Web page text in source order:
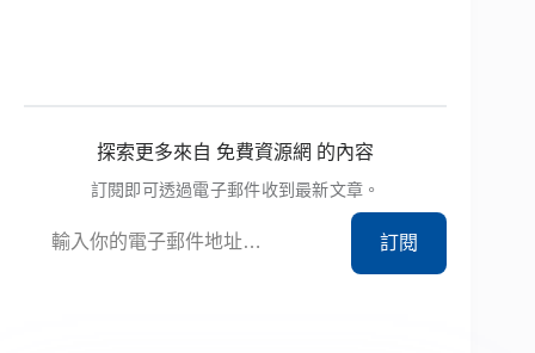
探索更多來自 免費資源網 的內容
訂閱即可透過電子郵件收到最新文章。
訂閱